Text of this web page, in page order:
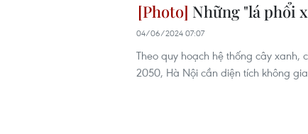
Những "lá phổi
04/06/2024 07:07
Theo quy hoạch hệ thống cây
2050, Hà Nội cần diện tích không